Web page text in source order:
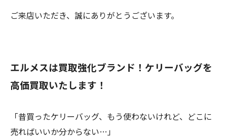
ご来店いただき、誠にありがとうございます。
エルメスは買取強化ブランド！ケリーバッグを
高価買取いたします！
「昔買ったケリーバッグ、もう使わないけれど、どこに
売ればいいか分からない…」